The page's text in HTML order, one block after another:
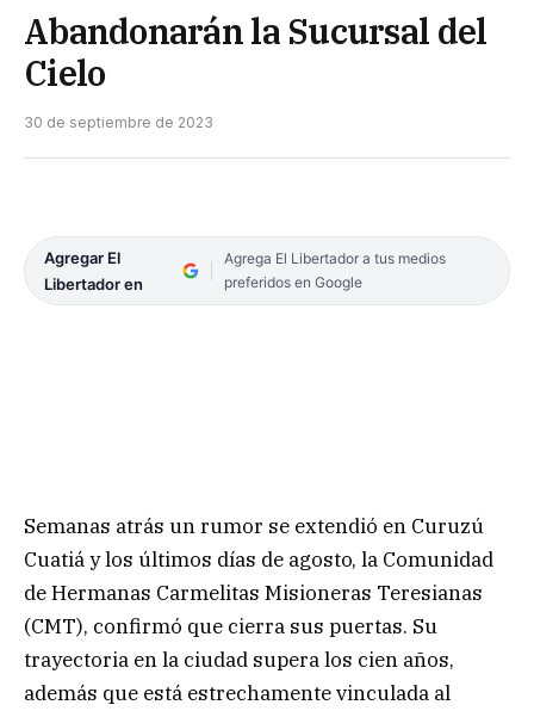
Abandonarán la Sucursal del
Cielo
30 de septiembre de 2023
Agregar El
Libertador en
Agrega El Libertador a tus medios
preferidos en Google
Semanas atrás un rumor se extendió en Curuzú
Cuatiá y los últimos días de agosto, la Comunidad
de Hermanas Carmelitas Misioneras Teresianas
(CMT), confirmó que cierra sus puertas. Su
trayectoria en la ciudad supera los cien años,
además que está estrechamente vinculada al